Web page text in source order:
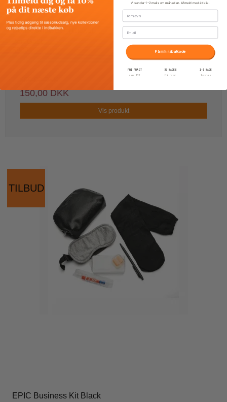
Bon Goût GPS Tracker
150,00 DKK
Vis produkt
TILBUD
EPIC Business Kit Black
Vi sender 1–2 mails om måneden. Afmeld med ét klik.
Fornavn
Email
Få min rabatkode
FRI FRAGT
over 399
30 DAGES
fri retur
1–3 DAGE
levering